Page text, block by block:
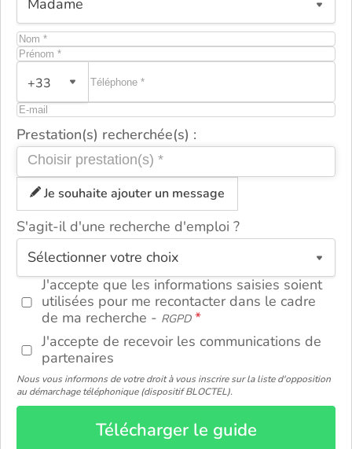
+33
Prestation(s) recherchée(s) :
Je souhaite ajouter un message
S'agit-il d'une recherche d'emploi ?
J'accepte que les informations saisies soient
utilisées pour me recontacter dans le cadre
de ma recherche - RGPD
J'accepte de recevoir les communications de
partenaires
Nous vous informons de votre droit à vous inscrire sur la liste d'opposition
au démarchage téléphonique (dispositif BLOCTEL).
Télécharger le guide
ou